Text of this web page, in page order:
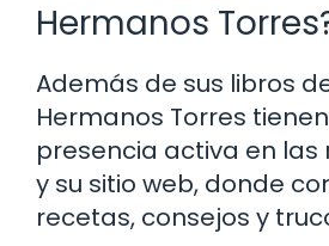
Hermanos
Además de sus libros
Hermanos Torres
presencia activa en las
y su sitio web, donde
recetas, consejos y